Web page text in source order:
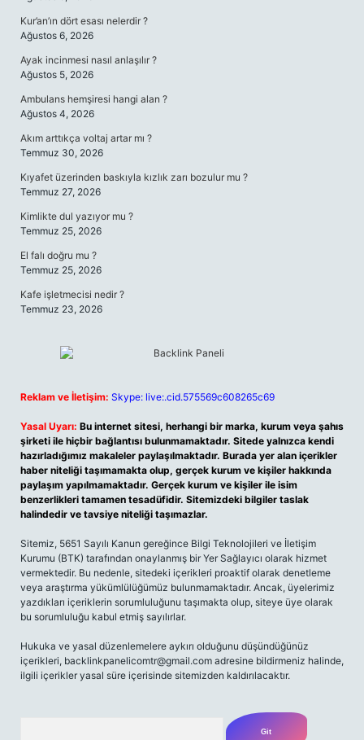
Kur’an’ın dört esası nelerdir ?
Ağustos 6, 2026
Ayak incinmesi nasıl anlaşılır ?
Ağustos 5, 2026
Ambulans hemşiresi hangi alan ?
Ağustos 4, 2026
Akım arttıkça voltaj artar mı ?
Temmuz 30, 2026
Kıyafet üzerinden baskıyla kızlık zarı bozulur mu ?
Temmuz 27, 2026
Kimlikte dul yazıyor mu ?
Temmuz 25, 2026
El falı doğru mu ?
Temmuz 25, 2026
Kafe işletmecisi nedir ?
Temmuz 23, 2026
Reklam ve İletişim: Skype: live:.cid.575569c608265c69
Yasal Uyarı: Bu internet sitesi, herhangi bir marka, kurum veya şahıs
şirketi ile hiçbir bağlantısı bulunmamaktadır. Sitede yalnızca kendi
hazırladığımız makaleler paylaşılmaktadır. Burada yer alan içerikler
haber niteliği taşımamakta olup, gerçek kurum ve kişiler hakkında
paylaşım yapılmamaktadır. Gerçek kurum ve kişiler ile isim
benzerlikleri tamamen tesadüfidir. Sitemizdeki bilgiler taslak
halindedir ve tavsiye niteliği taşımazlar.
Sitemiz, 5651 Sayılı Kanun gereğince Bilgi Teknolojileri ve İletişim
Kurumu (BTK) tarafından onaylanmış bir Yer Sağlayıcı olarak hizmet
vermektedir. Bu nedenle, sitedeki içerikleri proaktif olarak denetleme
veya araştırma yükümlülüğümüz bulunmamaktadır. Ancak, üyelerimiz
yazdıkları içeriklerin sorumluluğunu taşımakta olup, siteye üye olarak
bu sorumluluğu kabul etmiş sayılırlar.
Hukuka ve yasal düzenlemelere aykırı olduğunu düşündüğünüz
içerikleri, backlinkpanelicomtr@gmail.com adresine bildirmeniz halinde,
ilgili içerikler yasal süre içerisinde sitemizden kaldırılacaktır.